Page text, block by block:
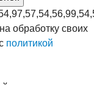
обработку своих
политикой